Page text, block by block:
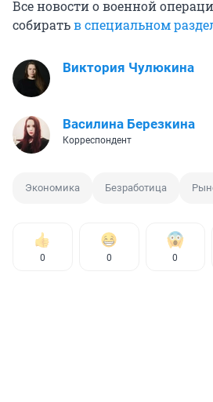
Все новости о военной
собиратьв специальном
Виктория Чулюкина
Василина Березкина
Корреспондент
Экономика Безработица
0 0 0